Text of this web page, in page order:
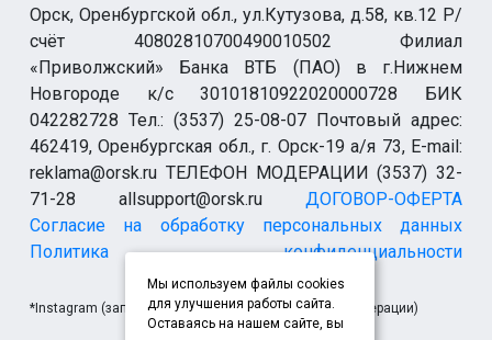
Орск, Оренбургской обл., ул.Кутузова, д.58, кв.12 Р/
счёт 40802810700490010502 Филиал
«Приволжский» Банка ВТБ (ПАО) в г.Нижнем
Новгороде к/с 30101810922020000728 БИК
042282728 Тел.: (3537) 25-08-07 Почтовый адрес:
462419, Оренбургская обл., г. Орск-19 а/я 73, E-mail:
reklama@orsk.ru ТЕЛЕФОН МОДЕРАЦИИ (3537) 32-
71-28 allsupport@orsk.ruДОГОВОР-ОФЕРТА
Согласие на обработку персональных данных
Политика конфиденциальности
*Instagram (запрещен на территории Российской Федерации)
Мы используем файлы cookies
для улучшения работы сайта.
Оставаясь на нашем сайте, вы